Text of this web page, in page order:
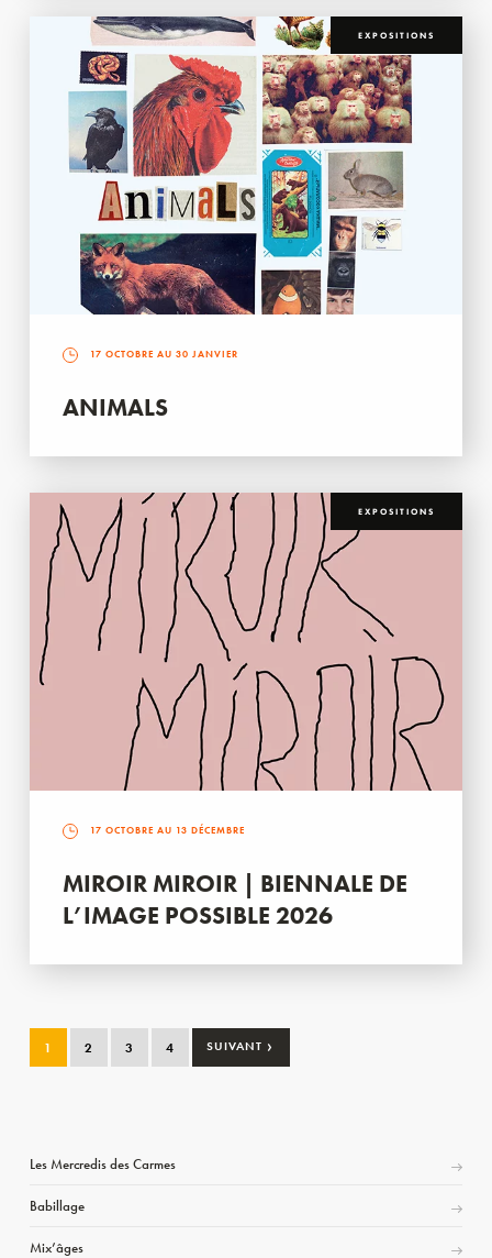
EXPOSITIONS
17 OCTOBRE AU 30 JANVIER
ANIMALS
EXPOSITIONS
17 OCTOBRE AU 13 DÉCEMBRE
MIROIR MIROIR | BIENNALE DE
L’IMAGE POSSIBLE 2026
1 2 3 4 SUIVANT ›
Les Mercredis des Carmes
Babillage
Mix’âges